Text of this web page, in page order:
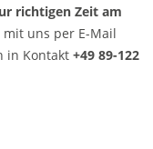
richtigen Zeit am
mit uns per E-Mail
in Kontakt +49 89-122